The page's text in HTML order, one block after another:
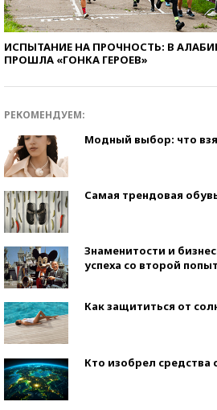
ИСПЫТАНИЕ НА ПРОЧНОСТЬ: В
ПРОШЛА «ГОНКА ГЕРОЕВ»
РЕКОМЕНДУЕМ:
Модный выбор: что
Самая трендовая
Знаменитости и
успеха со второй
Как защититься от
Кто изобрел средства